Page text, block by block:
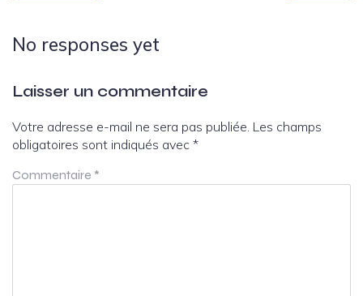
No responses yet
Laisser un commentaire
Votre adresse e-mail ne sera pas publiée. Les champs
obligatoires sont indiqués avec *
Commentaire *